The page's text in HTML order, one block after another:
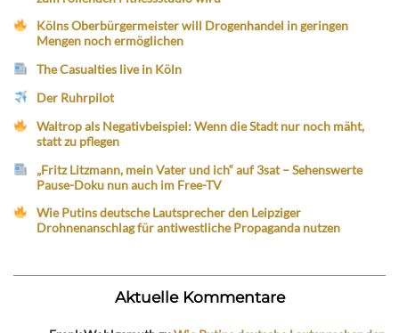
Kölns Oberbürgermeister will Drogenhandel in geringen
Mengen noch ermöglichen
The Casualties live in Köln
Der Ruhrpilot
Waltrop als Negativbeispiel: Wenn die Stadt nur noch mäht,
statt zu pflegen
„Fritz Litzmann, mein Vater und ich“ auf 3sat – Sehenswerte
Pause-Doku nun auch im Free-TV
Wie Putins deutsche Lautsprecher den Leipziger
Drohnenanschlag für antiwestliche Propaganda nutzen
Aktuelle Kommentare